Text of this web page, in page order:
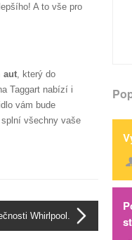
A to vše pro
aut, který do
Taggart nabízí i
vám bude
všechny vaše
Whirlpool.